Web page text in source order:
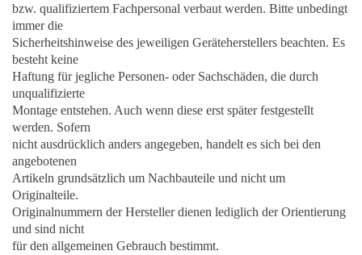
bzw. qualifiziertem Fachpersonal verbaut werden. Bitte unbedingt
immer die
Sicherheitshinweise des jeweiligen Geräteherstellers beachten. Es
besteht keine
Haftung für jegliche Personen- oder Sachschäden, die durch
unqualifizierte
Montage entstehen. Auch wenn diese erst später festgestellt
werden. Sofern
nicht ausdrücklich anders angegeben, handelt es sich bei den
angebotenen
Artikeln grundsätzlich um Nachbauteile und nicht um
Originalteile.
Originalnummern der Hersteller dienen lediglich der Orientierung
und sind nicht
für den allgemeinen Gebrauch bestimmt.